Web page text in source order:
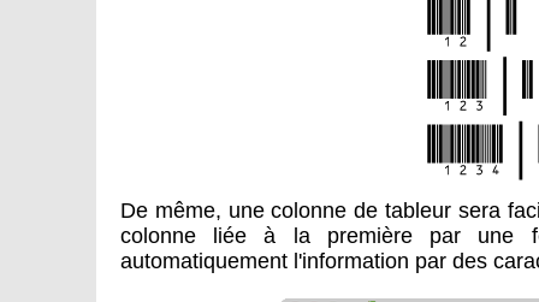
De même, une colonne de tableur sera
colonne liée à la première par une
automatiquement l'information par des